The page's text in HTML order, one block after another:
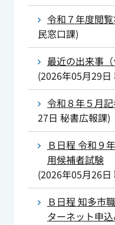
令和７年度閲
民窓口課)
最近の出来事（
(2026年05月29日
令和８年５月
27日 秘書広報課)
Ｂ日程 令和９
用候補者試験
(2026年05月26日
Ｂ日程 知多市
ターネット申